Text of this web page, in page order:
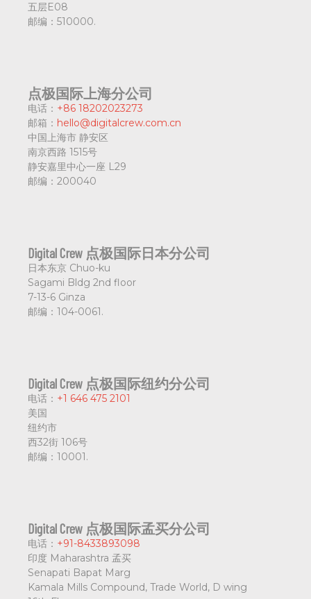
五层E08
邮编： 510000.
点极国际上海分公司
电话： +86 18202023273
邮箱： hello@digitalcrew.com.cn
中国上海市 静安区
南京西路 1515号
静安嘉里中心一座 L29
邮编： 200040
Digital Crew 点极国际日本分公司
日本东京 Chuo-ku
Sagami Bldg 2nd floor
7-13-6 Ginza
邮编： 104-0061.
Digital Crew 点极国际纽约分公司
电话： +1 646 475 2101
美国
纽约市
西32街 106号
邮编： 10001.
Digital Crew 点极国际孟买分公司
电话： +91-8433893098
印度 Maharashtra 孟买
Senapati Bapat Marg
Kamala Mills Compound, Trade World, D wing